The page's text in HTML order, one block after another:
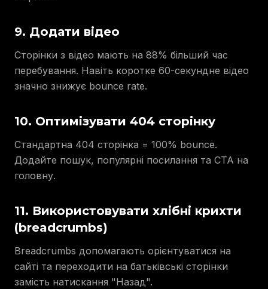
9. Додати відео
Сторінки з відео мають на 88% більший час
перебування. Навіть коротке 60-секундне відео
значно знижує bounce rate.
10. Оптимізувати 404 сторінку
Стандартна 404 сторінка = 100% bounce.
Додайте пошук, популярні посилання та CTA на
головну.
11. Використовувати хлібні крихти
(breadcrumbs)
Breadcrumbs допомагають орієнтуватися на
сайті та переходити на батьківські сторінки
замість натискання "Назад".